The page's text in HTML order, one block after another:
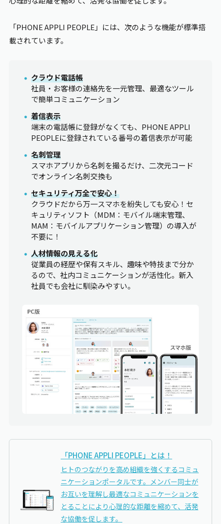
「PHONEAPPLI PEOPLE」には、次のような機能が標準搭
載されています。
クラウド電話帳
社員・お客様の連絡先を一元管理、最適なツール
で簡単コミュニケーション
着信表示
端末の電話帳に登録がなくても、PHONEAPPLI
PEOPLEに登録されている番号の着信表示が可能
名刺管理
スマホアプリから名刺を撮るだけ、二次元コード
でオンライン名刺交換も
セキュリティ万全で安心！
クラウドだから万一スマホを紛失しても安心！セ
キュリティソフト（MDM：モバイル端末管理、
MAM：モバイルアプリケーション管理）の導入が
不要に！
人材情報の見える化
従業員の経歴や保有スキル、趣味や特技まで分か
るので、社内コミュニケーションが活性化。新入
社員でも会社に馴染みやすい。
「PHONEAPPLI PEOPLE 」とは！
ヒトのつながりを高め組織を強くするコミュ
ニケーションポータルです。メンバー同士が
お互いを理解し最適なコミュニケーションを
とることにより心理的な距離を縮めて、活発
な協働を促します。